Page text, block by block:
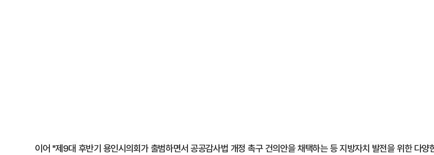
이어 "제9대 후반기 용인시의회가 출범하면서 공공감사법 개정 촉구 건의안을 채택하는 등 지방자치 발전을 위한 다양